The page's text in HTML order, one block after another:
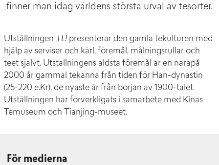
finner man idag världens största urval av tesorter.
Utställningen TE! presenterar den gamla tekulturen med
hjälp av serviser och kärl, föremål, målningsrullar och
teet självt. Utställningens äldsta föremål är en närapå
2000 år gammal tekanna från tiden för Han-dynastin
(25-220 e.Kr), de nyaste är från början av 1900-talet.
Utställningen har förverkligats i samarbete med Kinas
Temuseum och Tianjing-museet.
För medierna